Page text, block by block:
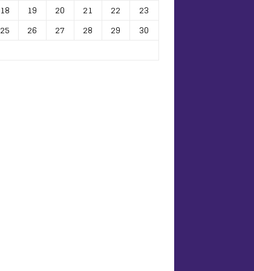
18 19 20 21 22
23
25 26 27 28 29
30